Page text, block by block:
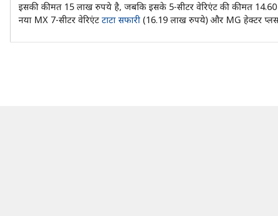
इसकी कीमत 15 लाख रुपये है, जबकि इसके 5-सीटर वेरिएंट की कीमत
नया MX 7-सीटर वेरिएंट टाटा सफारी (16.19 लाख रुपये) और MG हेक्टर